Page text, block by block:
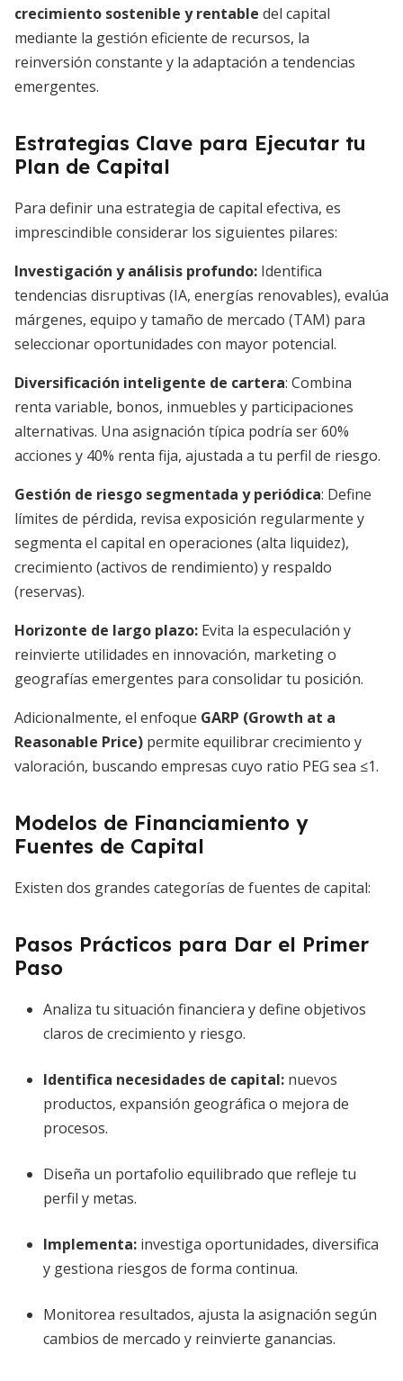
crecimiento sostenible y rentable del capital
mediante la gestión eficiente de recursos, la
reinversión constante y la adaptación a tendencias
emergentes.
Estrategias Clave para Ejecutar tu
Plan de Capital
Para definir una estrategia de capital efectiva, es
imprescindible considerar los siguientes pilares:
Investigación y análisis profundo: Identifica
tendencias disruptivas (IA, energías renovables), evalúa
márgenes, equipo y tamaño de mercado (TAM) para
seleccionar oportunidades con mayor potencial.
Diversificación inteligente de cartera: Combina
renta variable, bonos, inmuebles y participaciones
alternativas. Una asignación típica podría ser 60%
acciones y 40% renta fija, ajustada a tu perfil de riesgo.
Gestión de riesgo segmentada y periódica: Define
límites de pérdida, revisa exposición regularmente y
segmenta el capital en operaciones (alta liquidez),
crecimiento (activos de rendimiento) y respaldo
(reservas).
Horizonte de largo plazo: Evita la especulación y
reinvierte utilidades en innovación, marketing o
geografías emergentes para consolidar tu posición.
Adicionalmente, el enfoque GARP (Growth at a
Reasonable Price) permite equilibrar crecimiento y
valoración, buscando empresas cuyo ratio PEG sea ≤1.
Modelos de Financiamiento y
Fuentes de Capital
Existen dos grandes categorías de fuentes de capital:
Pasos Prácticos para Dar el Primer
Paso
Analiza tu situación financiera y define objetivos
claros de crecimiento y riesgo.
Identifica necesidades de capital: nuevos
productos, expansión geográfica o mejora de
procesos.
Diseña un portafolio equilibrado que refleje tu
perfil y metas.
Implementa: investiga oportunidades, diversifica
y gestiona riesgos de forma continua.
Monitorea resultados, ajusta la asignación según
cambios de mercado y reinvierte ganancias.